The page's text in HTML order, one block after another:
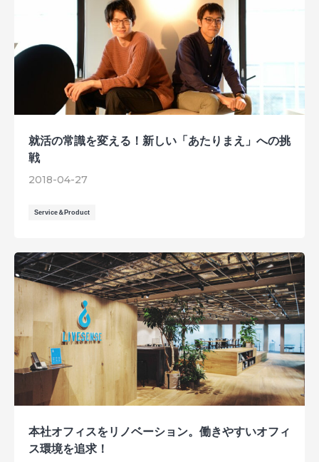
就活の常識を変える！新しい「あたりまえ」への挑
戦
2018-04-27
Service＆Product
本社オフィスをリノベーション。働きやすいオフィ
ス環境を追求！